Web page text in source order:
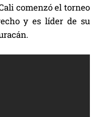
comenzó el torneo
y es líder de su